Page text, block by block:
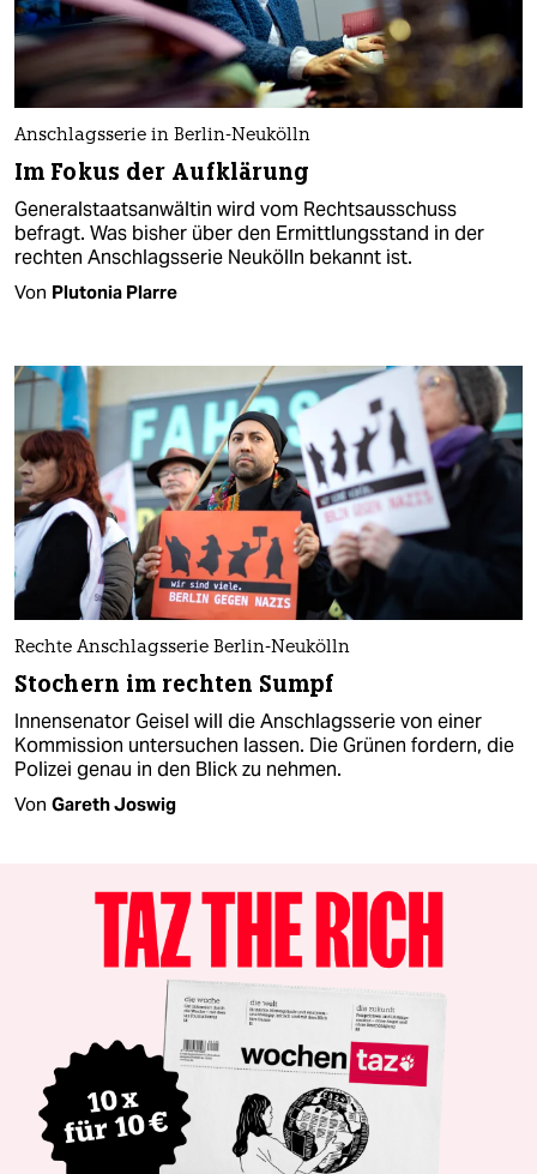
Anschlagsserie in Berlin-Neukölln
Im Fokus der Aufklärung
Generalstaatsanwältin wird vom Rechtsausschuss
befragt. Was bisher über den Ermittlungsstand in der
rechten Anschlagsserie Neukölln bekannt ist.
Von Plutonia Plarre
Rechte Anschlagsserie Berlin-Neukölln
Stochern im rechten Sumpf
Innensenator Geisel will die Anschlagsserie von einer
Kommission untersuchen lassen. Die Grünen fordern, die
Polizei genau in den Blick zu nehmen.
Von Gareth Joswig